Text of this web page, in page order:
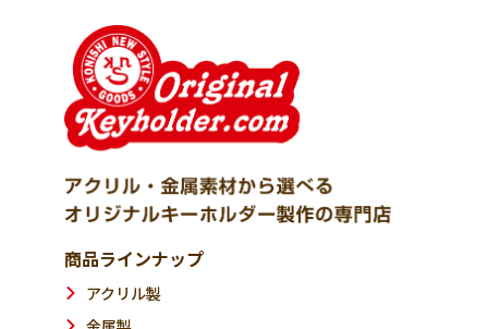
商品ラインナップ
アクリル製